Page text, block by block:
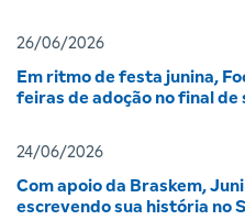
26/06/2026
Em ritmo de festa junina,
feiras de adoção no final de
24/06/2026
Com apoio da Braskem,
escrevendo sua história no